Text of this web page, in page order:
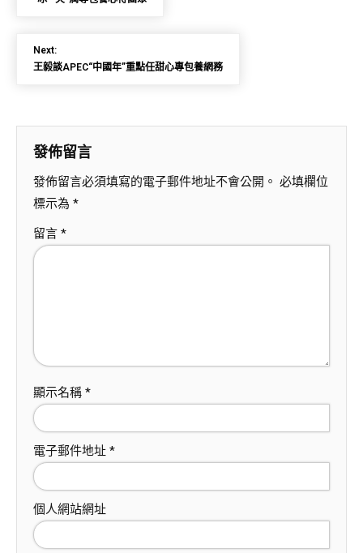
Next:
王毅談APEC“中國年”重點任甜心專包養網務
發佈留言
發佈留言必須填寫的電子郵件地址不會公開。 必填欄位
標示為 *
留言 *
顯示名稱 *
電子郵件地址 *
個人網站網址